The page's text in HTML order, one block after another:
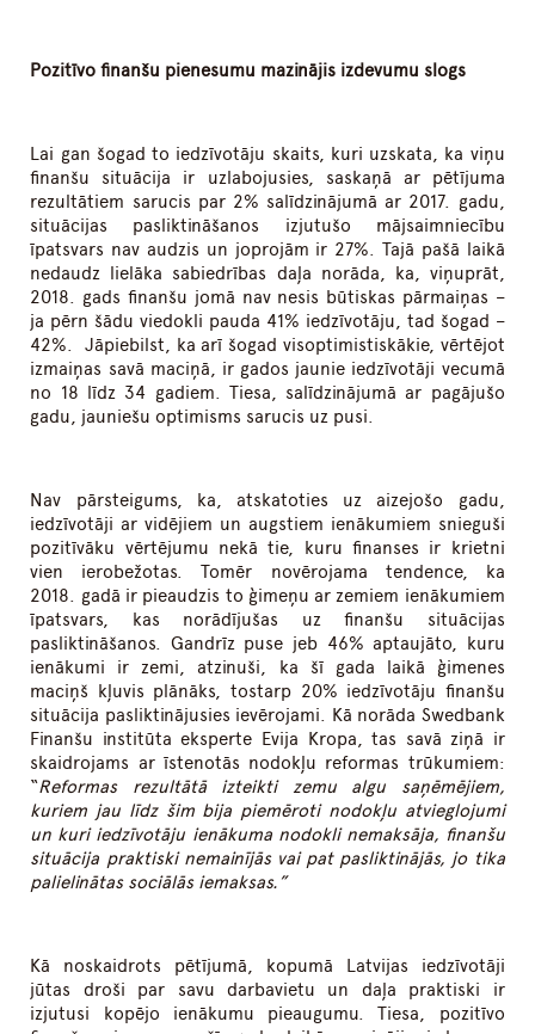
Pozitīvo finanšu pienesumu mazinājis izdevumu slogs
Lai gan šogad to iedzīvotāju skaits, kuri uzskata, ka viņu
finanšu situācija ir uzlabojusies, saskaņā ar pētījuma
rezultātiem sarucis par 2% salīdzinājumā ar 2017. gadu,
situācijas pasliktināšanos izjutušo mājsaimniecību
īpatsvars nav audzis un joprojām ir 27%. Tajā pašā laikā
nedaudz lielāka sabiedrības daļa norāda, ka, viņuprāt,
2018. gads finanšu jomā nav nesis būtiskas pārmaiņas –
ja pērn šādu viedokli pauda 41% iedzīvotāju, tad šogad –
42%. Jāpiebilst, ka arī šogad visoptimistiskākie, vērtējot
izmaiņas savā maciņā, ir gados jaunie iedzīvotāji vecumā
no 18 līdz 34 gadiem. Tiesa, salīdzinājumā ar pagājušo
gadu, jauniešu optimisms sarucis uz pusi.
Nav pārsteigums, ka, atskatoties uz aizejošo gadu,
iedzīvotāji ar vidējiem un augstiem ienākumiem snieguši
pozitīvāku vērtējumu nekā tie, kuru finanses ir krietni
vien ierobežotas. Tomēr novērojama tendence, ka
2018. gadā ir pieaudzis to ģimeņu ar zemiem ienākumiem
īpatsvars, kas norādījušas uz finanšu situācijas
pasliktināšanos. Gandrīz puse jeb 46% aptaujāto, kuru
ienākumi ir zemi, atzinuši, ka šī gada laikā ģimenes
maciņš kļuvis plānāks, tostarp 20% iedzīvotāju finanšu
situācija pasliktinājusies ievērojami. Kā norāda Swedbank
Finanšu institūta eksperte Evija Kropa, tas savā ziņā ir
skaidrojams ar īstenotās nodokļu reformas trūkumiem:
“Reformas rezultātā izteikti zemu algu saņēmējiem,
kuriem jau līdz šim bija piemēroti nodokļu atvieglojumi
un kuri iedzīvotāju ienākuma nodokli nemaksāja, finanšu
situācija praktiski nemainījās vai pat pasliktinājās, jo tika
palielinātas sociālās iemaksas.”
Kā noskaidrots pētījumā, kopumā Latvijas iedzīvotāji
jūtas droši par savu darbavietu un daļa praktiski ir
izjutusi kopējo ienākumu pieaugumu. Tiesa, pozitīvo